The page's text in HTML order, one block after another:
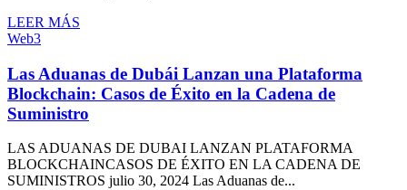
LEER MÁS
Web3
Las Aduanas de Dubái Lanzan una Plataforma
Blockchain: Casos de Éxito en la Cadena de
Suministro
LAS ADUANAS DE DUBAI LANZAN PLATAFORMA
BLOCKCHAINCASOS DE ÉXITO EN LA CADENA DE
SUMINISTROS julio 30, 2024 Las Aduanas de...